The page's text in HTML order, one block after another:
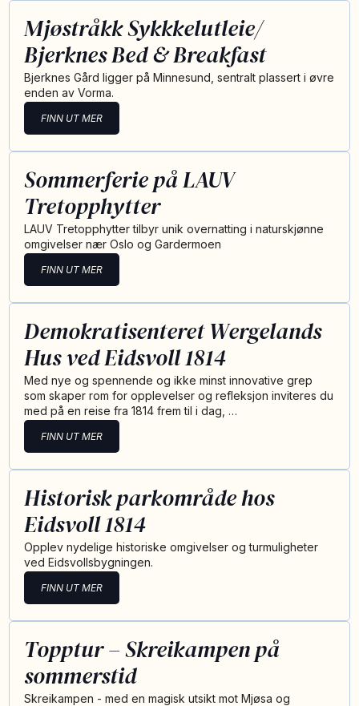
Mjøstråkk Sykkkelutleie/
Bjerknes Bed & Breakfast
Bjerknes Gård ligger på Minnesund, sentralt plassert i øvre
enden av Vorma.
FINN UT MER
Sommerferie på LAUV
Tretopphytter
LAUV Tretopphytter tilbyr unik overnatting i naturskjønne
omgivelser nær Oslo og Gardermoen
FINN UT MER
Demokratisenteret Wergelands
Hus ved Eidsvoll 1814
Med nye og spennende og ikke minst innovative grep
som skaper rom for opplevelser og refleksjon inviteres du
med på en reise fra 1814 frem til i dag, …
FINN UT MER
Historisk parkområde hos
Eidsvoll 1814
Opplev nydelige historiske omgivelser og turmuligheter
ved Eidsvollsbygningen.
FINN UT MER
Topptur – Skreikampen på
sommerstid
Skreikampen - med en magisk utsikt mot Mjøsa og